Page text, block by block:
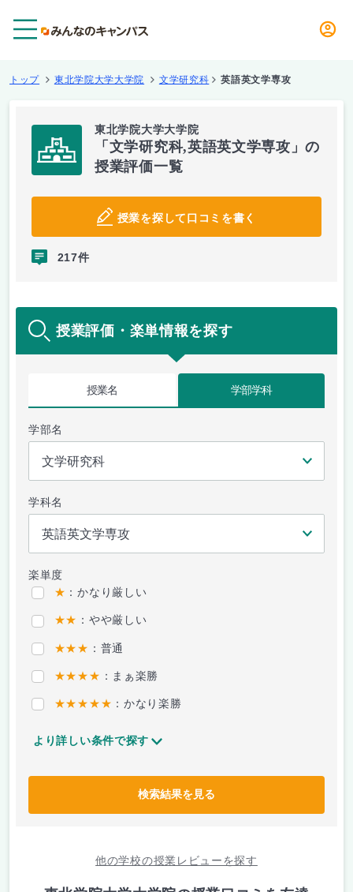
トップ 東北学院大学大学院 文学研究科 英語英文学専攻
東北学院大学大学院
「文学研究科,英語英文学専攻」の
授業評価一覧
授業を探して口コミを書く
217件
授業評価・楽単情報を探す
授業名 学部学科
学部名
学科名
楽単度
★ ：かなり厳しい
★★ ：やや厳しい
★★★ ：普通
★★★★ ：まぁ楽勝
★★★★★ ：かなり楽勝
より詳しい条件で探す
検索結果を見る
他の学校の授業レビューを探す